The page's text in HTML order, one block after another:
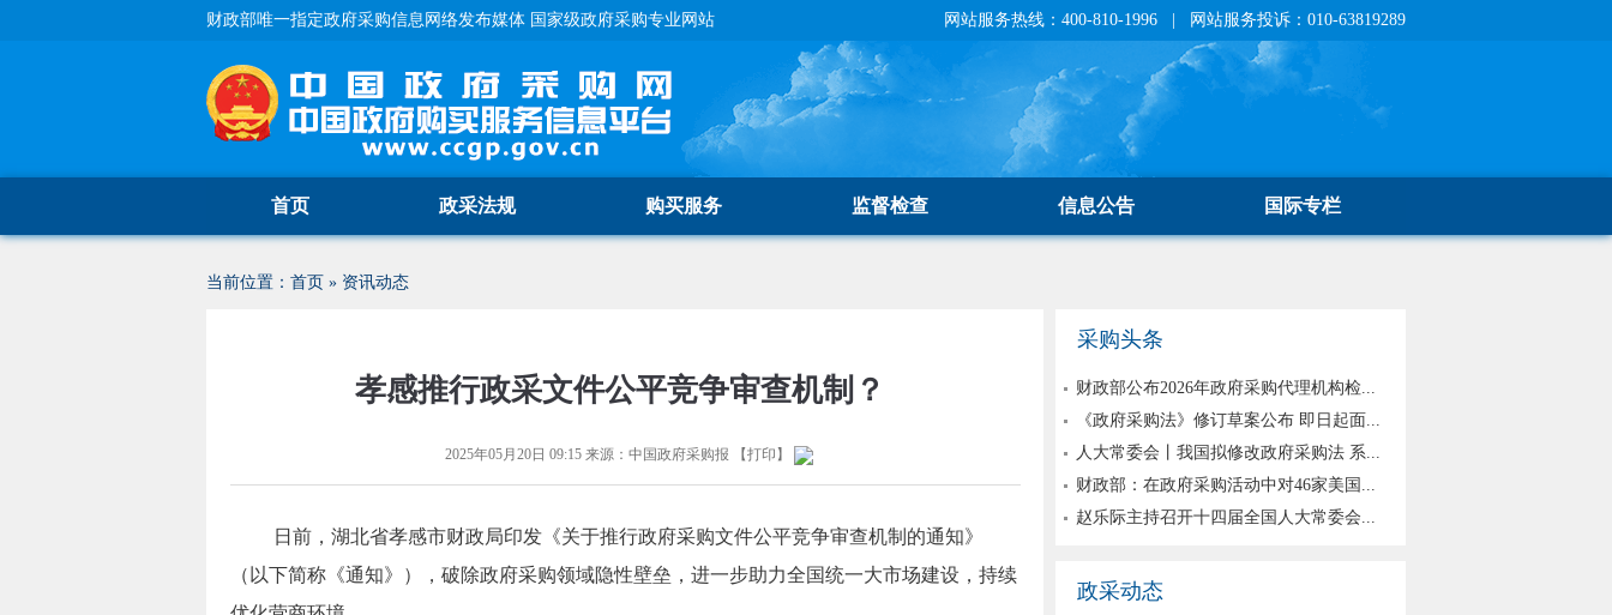
财政部唯一指定政府采购信息网络发布媒体 国家级政府采购专业网站 网站服务热线：400-810-1996 | 网站服务投诉：010-63819289
首页 政采法规 购买服务 监督检查 信息公告 国际专栏
当前位置： 首页 » 资讯动态
孝感推行政采文件公平竞争审查机制？
2025年05月20日 09:15来源： 中国政府采购报 【打印 】
日前，湖北省孝感市财政局印发《关于推行政府采购文件公平竞争审查机制的通知》
（以下简称《通知》），破除政府采购领域隐性壁垒，进一步助力全国统一大市场建设，持续
采购头条
财政部公布2026年政府采购代理机构检...
《政府采购法》修订草案公布 即日起面...
人大常委会丨我国拟修改政府采购法 系...
财政部：在政府采购活动中对46家美国...
赵乐际主持召开十四届全国人大常委会...
政采动态